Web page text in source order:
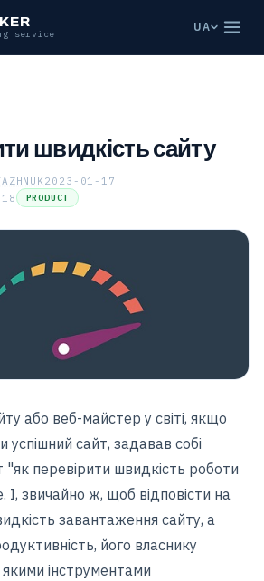
service
UA
швидкість сайту
2023-01-17
PRODUCT
або веб-майстер у світі, якщо
сайт, задавав собі
перевірити швидкість роботи
І, звичайно ж, щоб відповісти на
завантаження сайту, а
його власнику
якими інструментами